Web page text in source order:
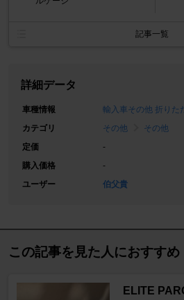
記事一覧
詳細データ
車種情報
輸入車その他 折りた
カテゴリ
その他
その他
定価
-
購入価格
-
ユーザー
伯父貴
この記事を見た人におすすめ
ELITE